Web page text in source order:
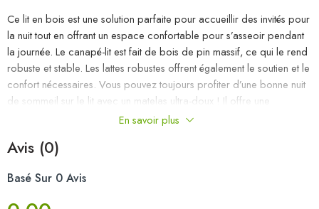
Ce lit en bois est une solution parfaite pour accueillir des invités pour
la nuit tout en offrant un espace confortable pour s’asseoir pendant
la journée. Le canapé-lit est fait de bois de pin massif, ce qui le rend
robuste et stable. Les lattes robustes offrent également le soutien et le
confort nécessaires. Vous pouvez toujours profiter d’une bonne nuit
de sommeil sur le lit avec un matelas ultra-doux ! Il offre une
expérience de sommeil calme et protège également votre santé
matelas pour prolonger sa durée de vie. Le lit en bois
journée, ou comme un lit pendant la nuit pour offrir une solution
En savoir plus
Avis (0)
Basé Sur 0 Avis